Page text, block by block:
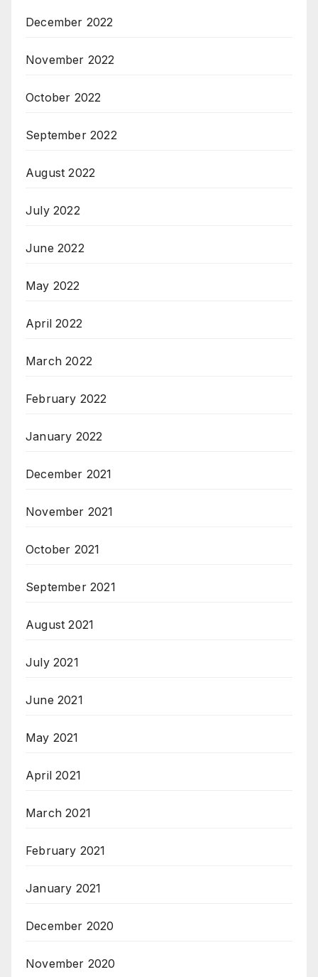
December 2022
November 2022
October 2022
September 2022
August 2022
July 2022
June 2022
May 2022
April 2022
March 2022
February 2022
January 2022
December 2021
November 2021
October 2021
September 2021
August 2021
July 2021
June 2021
May 2021
April 2021
March 2021
February 2021
January 2021
December 2020
November 2020